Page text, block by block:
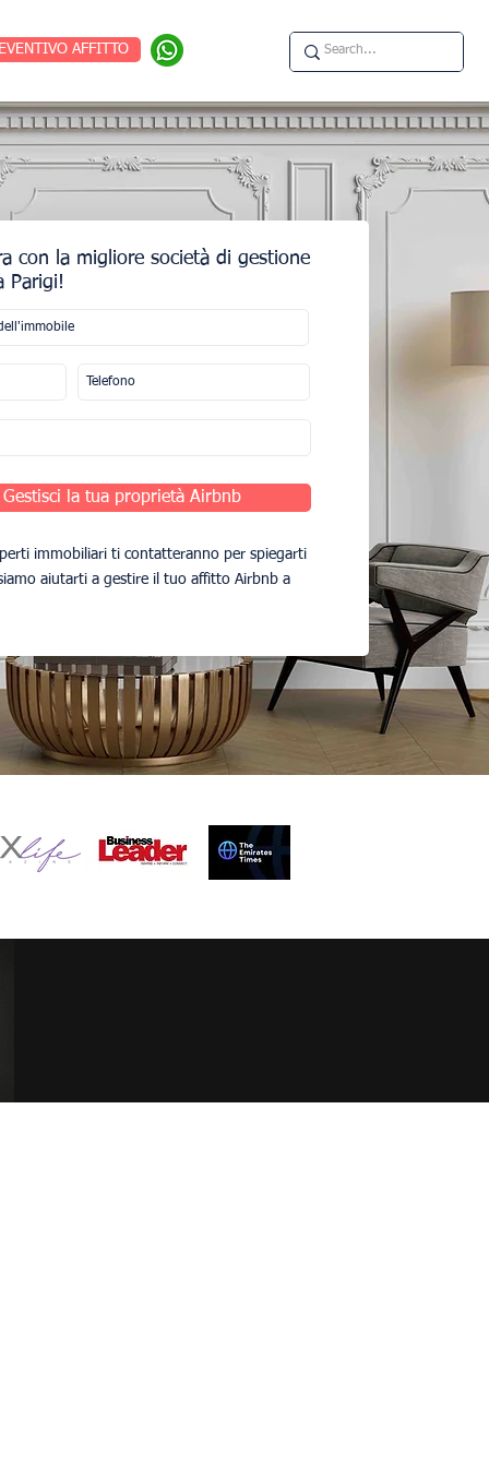
AFFITTO
con la migliore società di gestione
Parigi!
Gestisci la tua proprietà Airbnb
immobiliari ti contatteranno per spiegarti
aiutarti a gestire il tuo affitto Airbnb a